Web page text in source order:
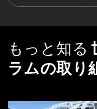
もっと知る
ラムの取り